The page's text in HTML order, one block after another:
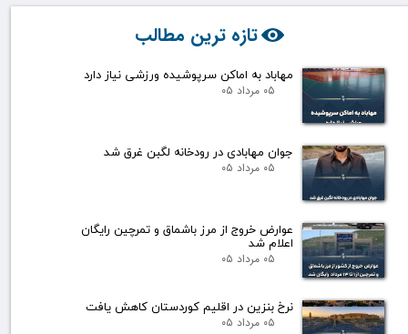
تازه ترین مطالب
مهاباد به اماکن سرپوشیده ورزشی نیاز دارد
۰۵ مرداد ۰۵
جوان مهابادی در رودخانه لگبن غرق شد
۰۵ مرداد ۰۵
عوارض خروج از مرز باشماق و تمرچین رایگان
اعلام شد
۰۵ مرداد ۰۵
نرخ بنزین در اقلیم کوردستان کاهش یافت
۰۵ مرداد ۰۵